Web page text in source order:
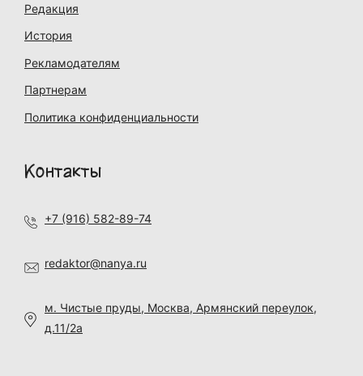
Редакция
История
Рекламодателям
Партнерам
Политика конфиденциальности
Контакты
+7 (916) 582-89-74
redaktor@nanya.ru
м. Чистые пруды, Москва, Армянский переулок,
д.11/2а